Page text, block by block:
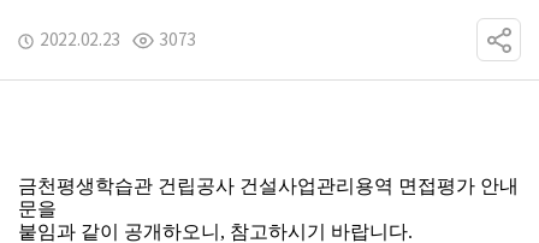
2022.02.23 3073
금천평생학습관 건립공사 건설사업관리용역 면접평가 안내
문을
붙임과 같이 공개하오니, 참고하시기 바랍니다.